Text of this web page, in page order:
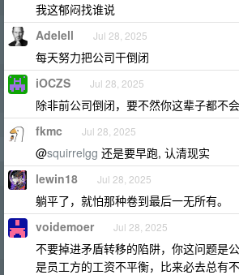
我这郁闷找谁说
Adelell Jul 28, 2025
每天努力把公司干倒闭
iOCZS Jul 28, 2025
除非前公司倒闭，要不然你这辈子都不
fkmc Jul 28, 2025
@squirrelgg 还是要早跑, 认清现实
lewin18 Jul 28, 2025
躺平了，就怕那种卷到最后一无所有。
voidemoer Jul 28, 2025
不要掉进矛盾转移的陷阱，你这问题是
是员工方的工资不平衡，比来必去总有